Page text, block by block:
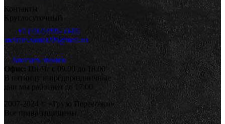
Контакты
Круглосуточный
+7 (702) 999-59-95
meiram.samat.99@mail.ru
Заказать звонок
Офис:
Пн-Чт с 09.00 до 18.00
В пятницу и предпраздничные
дни мы работаем до 17:00
2007-2024 © «Грузо Перевозки»
Все права защищены.